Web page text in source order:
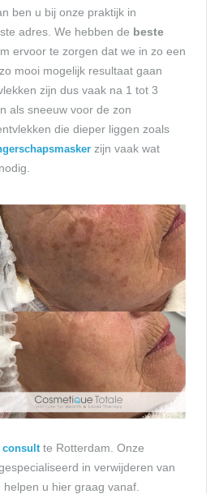
ben u bij onze praktijk in
adres. We hebben de beste
ervoor te zorgen dat we in zo een
mooi mogelijk resultaat gaan
zijn dus vaak na 1 tot 3
als sneeuw voor de zon
die dieper liggen zoals
zijn vaak wat
te Rotterdam. Onze
in verwijderen van
u hier graag vanaf.